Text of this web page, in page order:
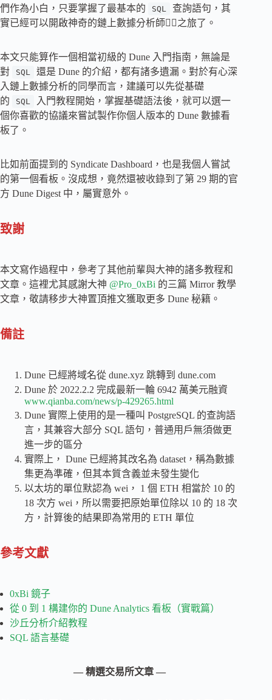
們作為小白，只要掌握了最基本的
SQL
查詢語句，其
實已經可以開啟神奇的鏈上數據分析師🧙‍♂️之旅了。
本文只能算作一個相當初級的 Dune 入門指南，無論是
對
SQL
還是 Dune 的介紹，都有諸多遺漏。對於有心深
入鏈上數據分析的同學而言，建議可以先從基礎
的
SQL
入門教程開始，掌握基礎語法後，就可以選一
個你喜歡的協議來嘗試製作你個人版本的 Dune 數據看
板了。
比如前面提到的 Syndicate Dashboard，也是我個人嘗試
的第一個看板。沒成想，竟然還被收錄到了第 29 期的官
方 Dune Digest 中，屬實意外。
致謝
本文寫作過程中，參考了其他前輩與大神的諸多教程和
文章。這裡尤其感謝大神 @Pro_0xBi 的三篇 Mirror 教學
文章，敬請移步大神置頂推文獲取更多 Dune 秘籍。
備註
Dune 已經將域名從 dune.xyz 跳轉到 dune.com
Dune 於 2022.2.2 完成最新一輪 6942 萬美元融資
www.qianba.com/news/p-429265.html
Dune 實際上使用的是一種叫 PostgreSQL 的查詢語
言，其兼容大部分 SQL 語句，普通用戶無須做更
進一步的區分
實際上， Dune 已經將其改名為 dataset，稱為數據
集更為準確，但其本質含義並未發生變化
以太坊的單位默認為 wei， 1 個 ETH 相當於 10 的
18 次方 wei，所以需要把原始單位除以 10 的 18 次
方，計算後的結果即為常用的 ETH 單位
參考文獻
0xBi 鏡子
從 0 到 1 構建你的 Dune Analytics 看板（實戰篇）
沙丘分析介紹教程
SQL 語言基礎
— 精選交易所文章 —